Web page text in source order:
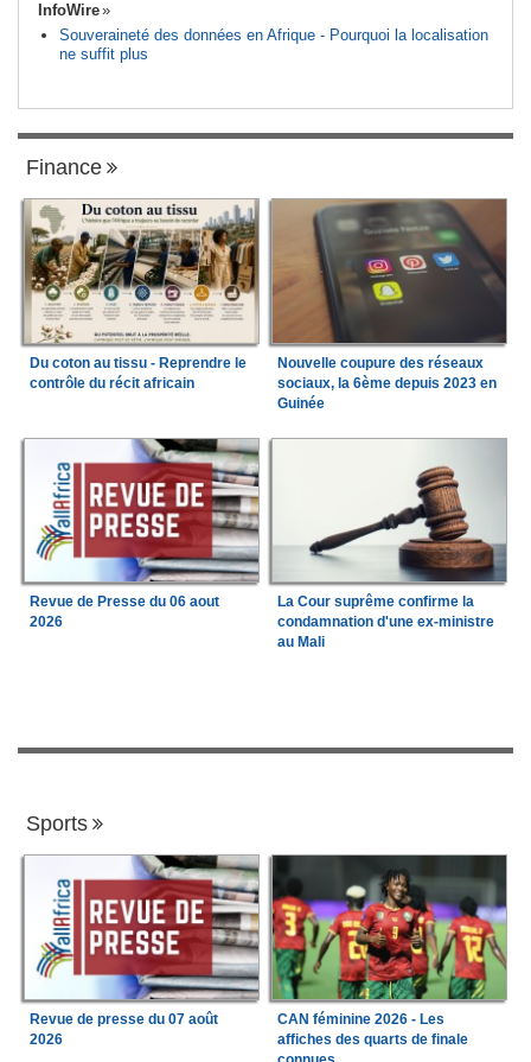
InfoWire
Souveraineté des données en Afrique - Pourquoi la localisation
ne suffit plus
Finance
Du coton au tissu - Reprendre le
contrôle du récit africain
Nouvelle coupure des réseaux
sociaux, la 6ème depuis 2023 en
Guinée
Revue de Presse du 06 aout
2026
La Cour suprême confirme la
condamnation d'une ex-ministre
au Mali
Sports
Revue de presse du 07 août
2026
CAN féminine 2026 - Les
affiches des quarts de finale